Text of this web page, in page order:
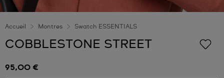
Accueil Montres Swatch ESSENTIALS
COBBLESTONE STREET
95,00 €